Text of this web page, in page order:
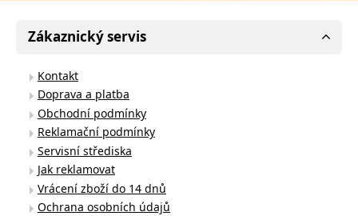
Zákaznický servis
Kontakt
Doprava a platba
Obchodní podmínky
Reklamační podmínky
Servisní střediska
Jak reklamovat
Vrácení zboží do 14 dnů
Ochrana osobních údajů